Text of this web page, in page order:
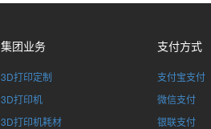
集团业务
3D打印定制
3D打印机
3D打印机耗材
支付方式
支付宝支付
微信支付
银联支付